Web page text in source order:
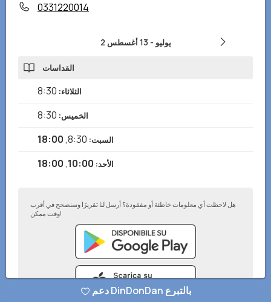
0331220014
2 يوليو -13 أغسطس
القداسات
الثلاثاء:
8:30
الخميس:
8:30
السبت:
8:30
,
18:00
الأحد:
10:00
,
18:00
هل لاحظت أي معلومات خاطئة أو مفقودة؟ أرسل لنا تقريرًا وسنصحح في أقرب
وقت ممكن!
دعم DinDonDan بالتبرع